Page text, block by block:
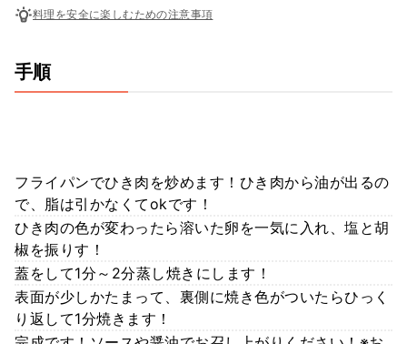
料理を安全に楽しむための注意事項
手順
フライパンでひき肉を炒めます！ひき肉から油が出るの
で、脂は引かなくてokです！
ひき肉の色が変わったら溶いた卵を一気に入れ、塩と胡
椒を振りす！
蓋をして1分～2分蒸し焼きにします！
表面が少しかたまって、裏側に焼き色がついたらひっく
り返して1分焼きます！